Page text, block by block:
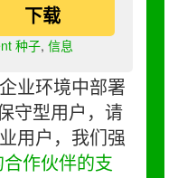
下载
种子, 信息
业环境中部署
守型用户，请
用户，我们强
作伙伴的支